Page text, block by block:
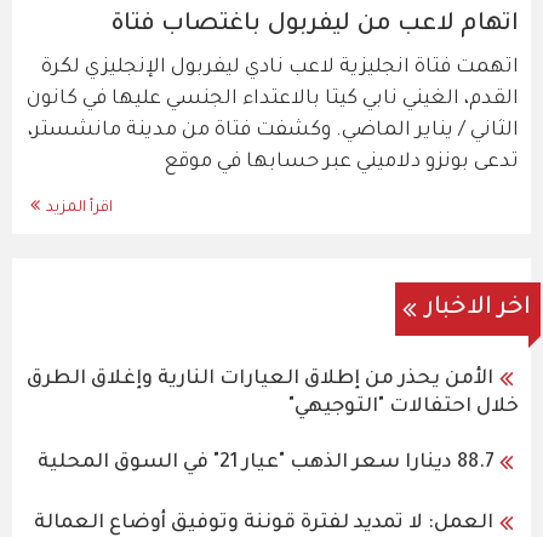
اتهام لاعب من ليفربول باغتصاب فتاة
اتهمت فتاة انجليزية لاعب نادي ليفربول الإنجليزي لكرة
القدم، الغيني نابي كيتا بالاعتداء الجنسي عليها في كانون
الثاني / يناير الماضي. وكشفت فتاة من مدينة مانشستر،
تدعى بونزو دلاميني عبر حسابها في موقع
اقرأ المزيد
اخر الاخبار
الأمن يحذر من إطلاق العيارات النارية وإغلاق الطرق
خلال احتفالات "التوجيهي"
88.7 دينارا سعر الذهب "عيار 21" في السوق المحلية
العمل: لا تمديد لفترة قوننة وتوفيق أوضاع العمالة